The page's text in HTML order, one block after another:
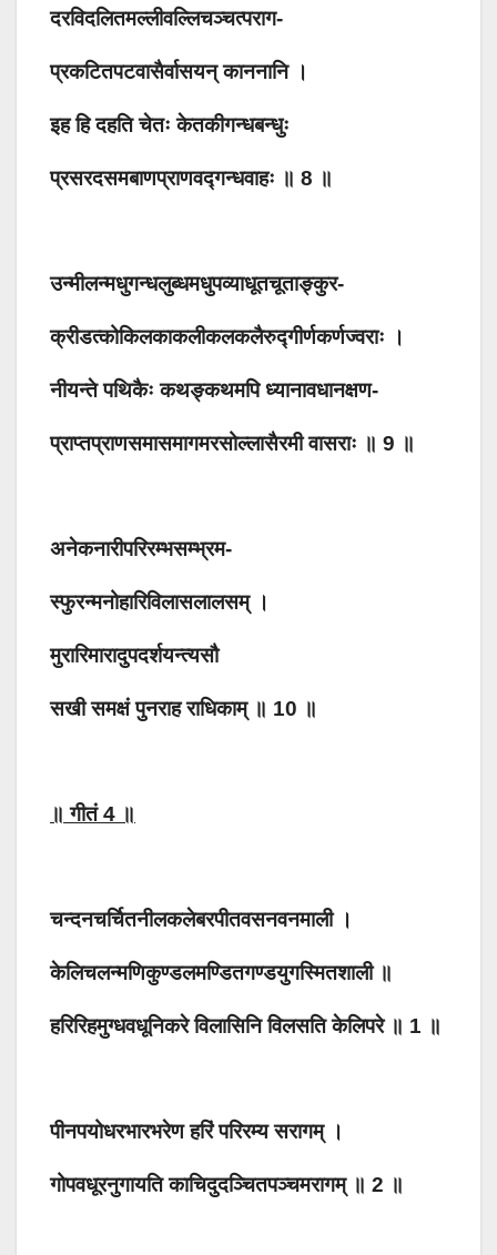
दरविदलितमल्लीवल्लिचञ्चत्पराग-
प्रकटितपटवासैर्वासयन् काननानि ।
इह हि दहति चेतः केतकीगन्धबन्धुः
प्रसरदसमबाणप्राणवद्गन्धवाहः ॥ 8 ॥
उन्मीलन्मधुगन्धलुब्धमधुपव्याधूतचूताङ्कुर-
क्रीडत्कोकिलकाकलीकलकलैरुद्गीर्णकर्णज्वराः ।
नीयन्ते पथिकैः कथङ्कथमपि ध्यानावधानक्षण-
प्राप्तप्राणसमासमागमरसोल्लासैरमी वासराः ॥ 9 ॥
अनेकनारीपरिरम्भसम्भ्रम-
स्फुरन्मनोहारिविलासलालसम् ।
मुरारिमारादुपदर्शयन्त्यसौ
सखी समक्षं पुनराह राधिकाम् ॥ 10 ॥
॥ गीतं 4 ॥
चन्दनचर्चितनीलकलेबरपीतवसनवनमाली ।
केलिचलन्मणिकुण्डलमण्डितगण्डयुगस्मितशाली ॥
हरिरिहमुग्धवधूनिकरे विलासिनि विलसति केलिपरे ॥ 1 ॥
पीनपयोधरभारभरेण हरिं परिरम्य सरागम् ।
गोपवधूरनुगायति काचिदुदञ्चितपञ्चमरागम् ॥ 2 ॥